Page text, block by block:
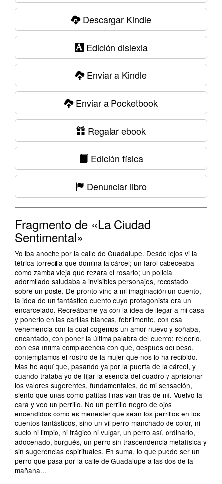
Descargar Kindle
Edición dislexia
Enviar a Kindle
Enviar a Pocketbook
Regalar ebook
Edición física
Denunciar libro
Fragmento de «La Ciudad
Sentimental»
Yo iba anoche por la calle de Guadalupe. Desde lejos vi la
tétrica torrecilla que domina la cárcel; un farol cabeceaba
como zamba vieja que rezara el rosario; un policía
adormilado saludaba a invisibles personajes, recostado
sobre un poste. De pronto vino a mi imaginación un cuento,
la idea de un fantástico cuento cuyo protagonista era un
encarcelado. Recreábame ya con la idea de llegar a mi casa
y ponerlo en las carillas blancas, febrilmente, con esa
vehemencia con la cual cogemos un amor nuevo y soñaba,
encantado, con poner la última palabra del cuento; releerlo,
con esa íntima complacencia con que, después del beso,
contemplamos el rostro de la mujer que nos lo ha recibido.
Mas he aquí que, pasando ya por la puerta de la cárcel, y
cuando trataba yo de fijar la esencia del cuadro y aprisionar
los valores sugerentes, fundamentales, de mi sensación,
siento que unas como patitas finas van tras de mí. Vuelvo la
cara y veo un perrillo. No un perrillo negro de ojos
encendidos como es menester que sean los perrillos en los
cuentos fantásticos, sino un vil perro manchado de color, ni
sucio ni limpio, ni trágico ni vulgar, un perro así, ordinario,
adocenado, burgués, un perro sin trascendencia metafísica y
sin sugerencias espirituales. En suma, lo que puede ser un
perro que pasa por la calle de Guadalupe a las dos de la
mañana...